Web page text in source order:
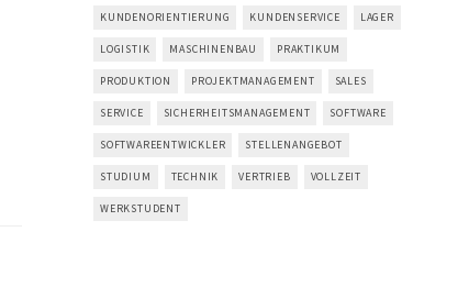
KUNDENORIENTIERUNG KUNDENSERVICE LAGER
LOGISTIK MASCHINENBAU PRAKTIKUM
PRODUKTION PROJEKTMANAGEMENT SALES
SERVICE SICHERHEITSMANAGEMENT SOFTWARE
SOFTWAREENTWICKLER STELLENANGEBOT
STUDIUM TECHNIK VERTRIEB VOLLZEIT
WERKSTUDENT